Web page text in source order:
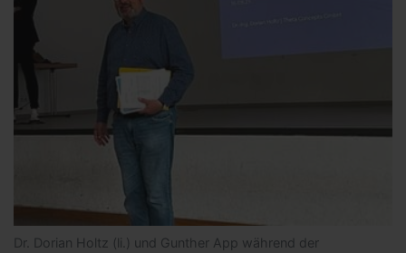
Dr. Dorian Holtz (li.) und Gunther App während der